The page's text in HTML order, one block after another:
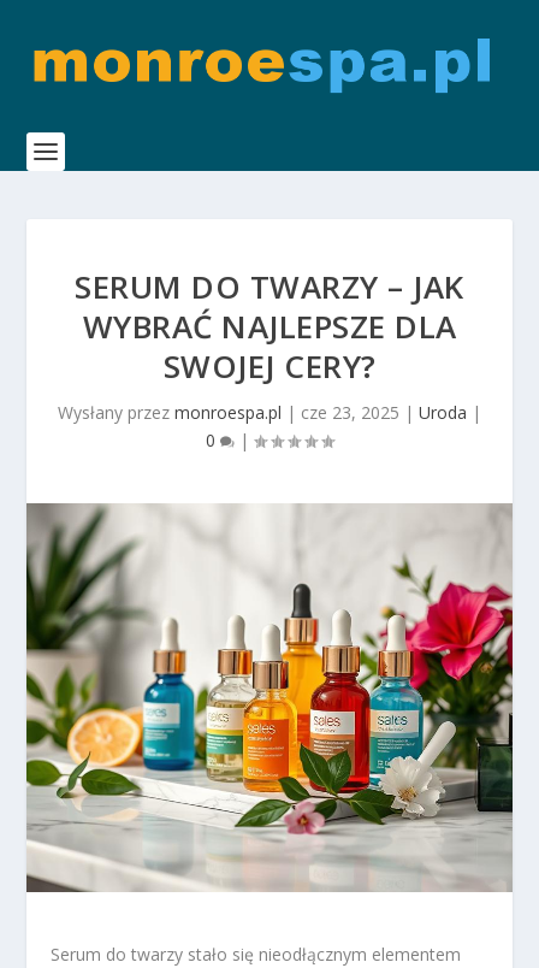
SERUM DO TWARZY – JAK
WYBRAĆ NAJLEPSZE DLA
SWOJEJ CERY?
Wysłany przez monroespa.pl | cze 23, 2025 | Uroda |
0
|
Serum do twarzy stało się nieodłącznym elementem